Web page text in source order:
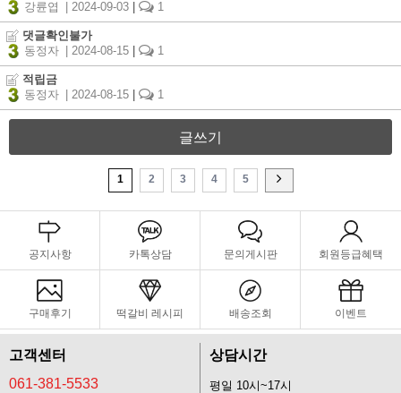
강륜엽
| 2024-09-03 1
댓글확인불가
동정자
| 2024-08-15 1
적립금
동정자
| 2024-08-15 1
글쓰기
1 2 3 4 5
공지사항 카톡상담 문의게시판 회원등급혜택
구매후기 떡갈비 레시피 배송조회 이벤트
고객센터
061-381-5533
상담시간
평일 10시~17시